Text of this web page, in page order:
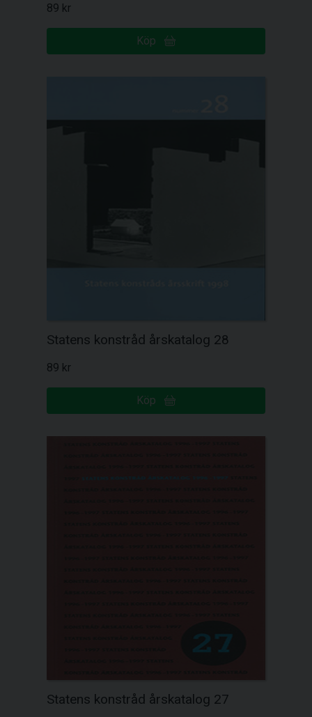
89 kr
Köp
Statens konstråd årskatalog 28
89 kr
Köp
Statens konstråd årskatalog 27